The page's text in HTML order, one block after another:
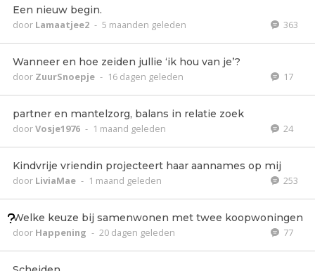
Een nieuw begin.
door Lamaatjee2 - 5 maanden geleden 363
Wanneer en hoe zeiden jullie ‘ik hou van je’?
door ZuurSnoepje - 16 dagen geleden 17
partner en mantelzorg, balans in relatie zoek
doorVosje1976 - 1 maand geleden 24
Kindvrije vriendin projecteert haar aannames op mij
door LiviaMae - 1 maand geleden 253
Welke keuze bij samenwonen met twee koopwoningen
door Happening - 20 dagen geleden 77